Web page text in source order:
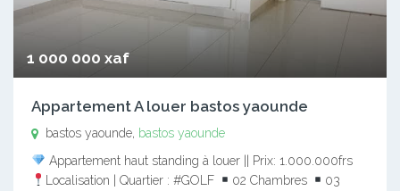
1 000 000 xaf
Appartement A louer bastos yaounde
bastos yaounde, bastos yaounde
Appartement haut standing à louer || Prix: 1.000.000frs
Localisation | Quartier : #GOLF
02 Chambres
03